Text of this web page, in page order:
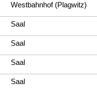
Westbahnhof (Plagwitz)
Saal
Saal
Saal
Saal